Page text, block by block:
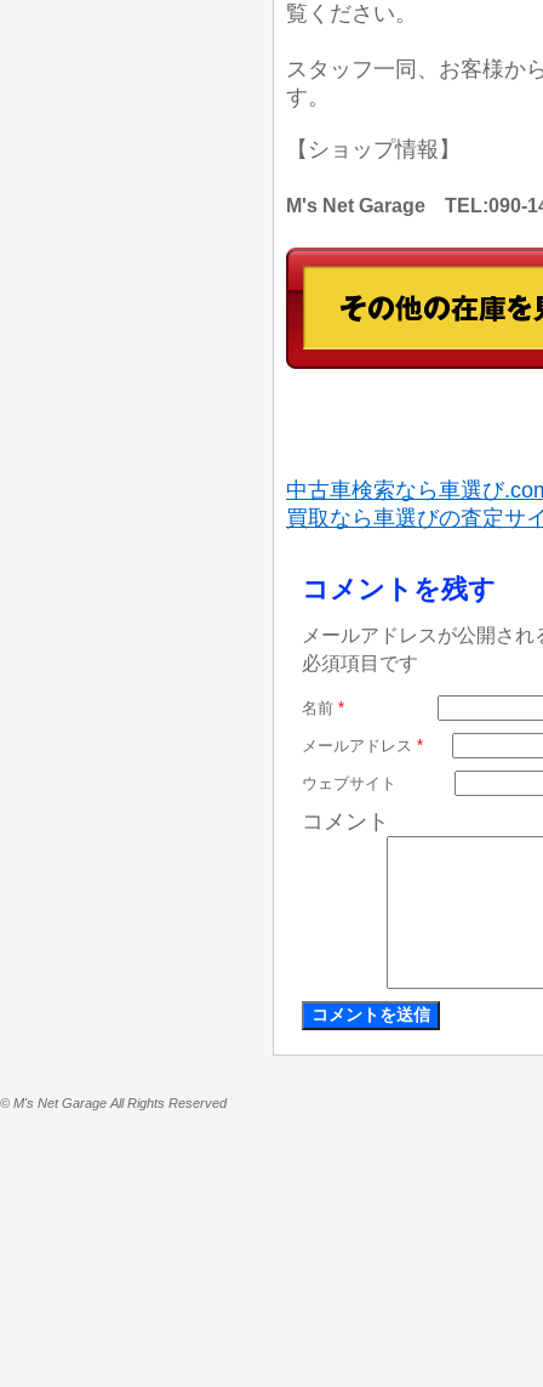
覧ください。
スタッフ一同、お客様か
す。
【ショップ情報】
M's Net Garage TEL:090-
中古車検索なら車選び
買取なら車選びの査定サ
コメントを残す
メールアドレスが公開さ
必須項目です
名前 *
メールアドレス *
ウェブサイト
コメント
© M's Net Garage All Rights Reserved